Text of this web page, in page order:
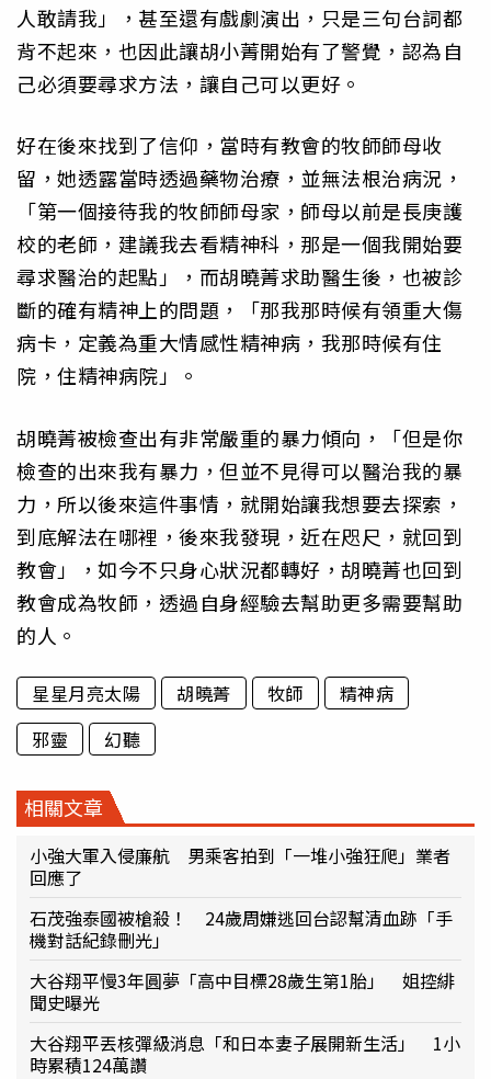
人敢請我」，甚至還有戲劇演出，只是三句台詞都
背不起來，也因此讓胡小菁開始有了警覺，認為自
己必須要尋求方法，讓自己可以更好。
好在後來找到了信仰，當時有教會的牧師師母收
留，她透露當時透過藥物治療，並無法根治病況，
「第一個接待我的牧師師母家，師母以前是長庚護
校的老師，建議我去看精神科，那是一個我開始要
尋求醫治的起點」，而胡曉菁求助醫生後，也被診
斷的確有精神上的問題，「那我那時候有領重大傷
病卡，定義為重大情感性精神病，我那時候有住
院，住精神病院」。
胡曉菁被檢查出有非常嚴重的暴力傾向，「但是你
檢查的出來我有暴力，但並不見得可以醫治我的暴
力，所以後來這件事情，就開始讓我想要去探索，
到底解法在哪裡，後來我發現，近在咫尺，就回到
教會」，如今不只身心狀況都轉好，胡曉菁也回到
教會成為牧師，透過自身經驗去幫助更多需要幫助
的人。
星星月亮太陽 胡曉菁 牧師
精神病
邪靈
幻聽
相關文章
小強大軍入侵廉航 男乘客拍到「一堆小強狂爬」業者
回應了
石茂強泰國被槍殺！ 24歲周嫌逃回台認幫清血跡「手
機對話紀錄刪光」
大谷翔平慢3年圓夢「高中目標28歲生第1胎」 姐控緋
聞史曝光
大谷翔平丟核彈級消息「和日本妻子展開新生活」 1小
時累積124萬讚